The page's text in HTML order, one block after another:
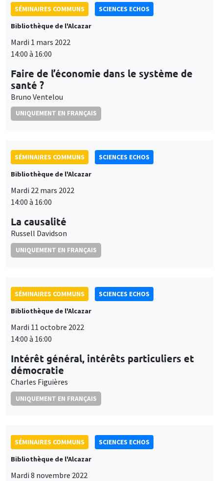
SÉMINAIRES COMMUNS
SCIENCES ECHOS
Bibliothèque de l'Alcazar
Mardi 1 mars 2022
14:00 à 16:00
Faire de l’économie dans le système de
santé ?
Bruno Ventelou
UNIQUEMENT EN FRANÇAIS
SÉMINAIRES COMMUNS
SCIENCES ECHOS
Bibliothèque de l'Alcazar
Mardi 22 mars 2022
14:00 à 16:00
La causalité
Russell Davidson
UNIQUEMENT EN FRANÇAIS
SÉMINAIRES COMMUNS
SCIENCES ECHOS
Bibliothèque de l'Alcazar
Mardi 11 octobre 2022
14:00 à 16:00
Intérêt général, intérêts particuliers et
démocratie
Charles Figuières
UNIQUEMENT EN FRANÇAIS
SÉMINAIRES COMMUNS
SCIENCES ECHOS
Bibliothèque de l'Alcazar
Mardi 8 novembre 2022